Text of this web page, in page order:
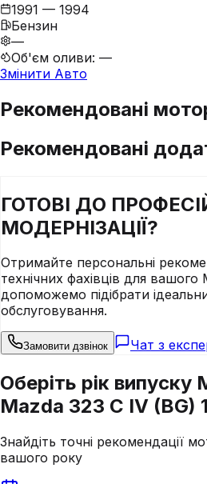
1991 — 1994
Бензин
—
Об'єм оливи: —
Змінити Авто
Рекомендовані
Рекомендовані
ГОТОВІ ДО
МОДЕРНІЗАЦІЇ?
Отримайте персональні
технічних фахівців для вашого
допоможемо підібрати
обслуговування.
Замовити дзвінок Чат з
Оберіть рік випуску
Mazda 323 C IV (BG)
Знайдіть точні рекомендації
вашого року